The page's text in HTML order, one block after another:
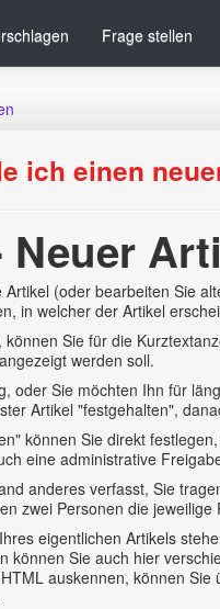
Frage stellen
ich einen
Neuer
Artikel (oder bearbeiten Sie
in welcher der Artikel
können Sie für die
werden soll.
oder Sie möchten Ihn für
Artikel "festgehalten",
können Sie direkt
eine administrative
anderes verfasst, Sie
zwei Personen die
eigentlichen Artikels
können Sie auch hier
auskennen, können